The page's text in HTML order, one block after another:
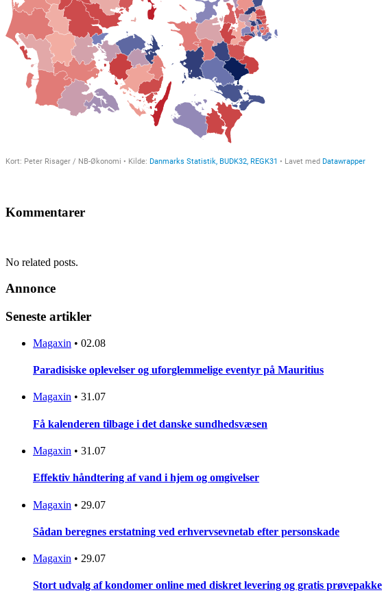
Kommentarer
No related posts.
Annonce
Seneste artikler
Magaxin • 02.08
Paradisiske oplevelser og uforglemmelige eventyr på Mauritius
Magaxin • 31.07
Få kalenderen tilbage i det danske sundhedsvæsen
Magaxin • 31.07
Effektiv håndtering af vand i hjem og omgivelser
Magaxin • 29.07
Sådan beregnes erstatning ved erhvervsevnetab efter personskade
Magaxin • 29.07
Stort udvalg af kondomer online med diskret levering og gratis prøvepakke